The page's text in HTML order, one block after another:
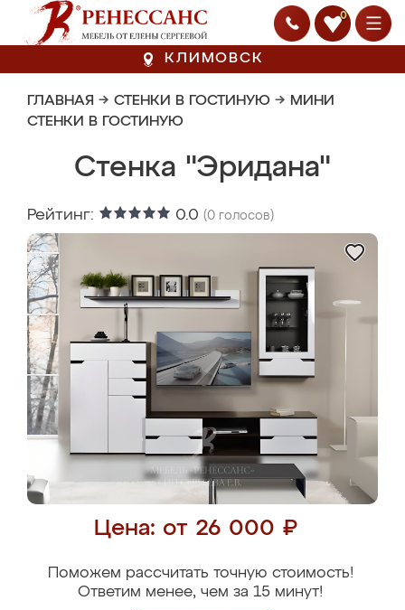
0
КЛИМОВСК
ГЛАВНАЯ → СТЕНКИ В ГОСТИНУЮ → МИНИ
СТЕНКИ В ГОСТИНУЮ
Стенка "Эридана"
Рейтинг: 0.0 (0 голосов)
Цена: от 26 000 ₽
Поможем рассчитать точную стоимость!
Ответим менее, чем за 15 минут!